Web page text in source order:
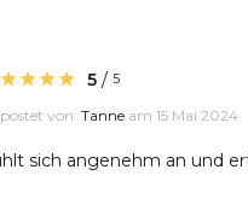
5 /5
von:Tanne am 15 Mai 2024
sich angenehm an und